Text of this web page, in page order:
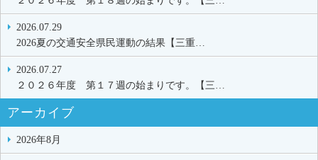
2026.07.29
2026夏の交通安全県民運動の結果【三重…
2026.07.27
２０２６年度 第１７週の始まりです。【三…
アーカイブ
2026年8月